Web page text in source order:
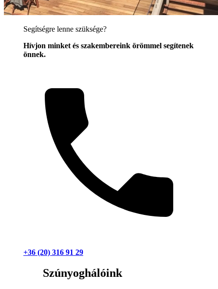
Segítségre lenne szüksége?
Hívjon minket és szakembereink örömmel segítenek
önnek.
+36 (20) 316 91 29
Szúnyoghálóink